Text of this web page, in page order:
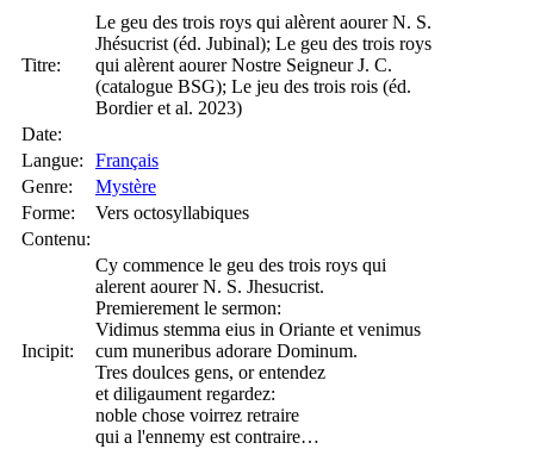
Titre:
Le geu des trois roys qui alèrent aourer N. S.
Jhésucrist (éd. Jubinal); Le geu des trois roys
qui alèrent aourer Nostre Seigneur J. C.
(catalogue BSG); Le jeu des trois rois (éd.
Bordier et al. 2023)
Date:
Langue:
Français
Genre:
Mystère
Forme:
Vers octosyllabiques
Contenu:
Incipit:
Cy commence le geu des trois roys qui
alerent aourer N. S. Jhesucrist.
Premierement le sermon:
Vidimus stemma eius in Oriante et venimus
cum muneribus adorare Dominum.
Tres doulces gens, or entendez
et diligaument regardez:
noble chose voirrez retraire
qui a l'ennemy est contraire…